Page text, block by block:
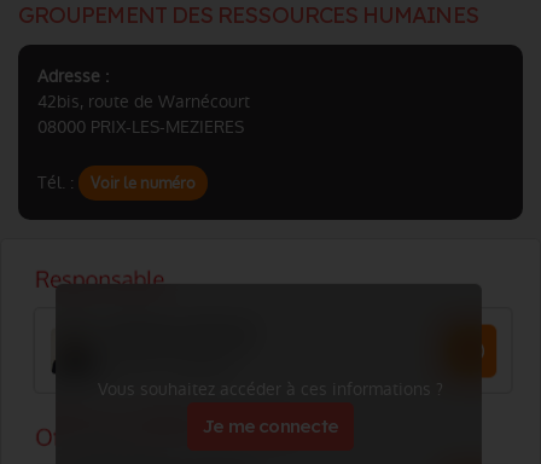
GROUPEMENT DES RESSOURCES HUMAINES
Adresse :
42bis, route de Warnécourt
08000 PRIX-LES-MEZIERES
Tél. : Voir le numéro
Vous souhaitez accéder à ces informations ?
Je me connecte